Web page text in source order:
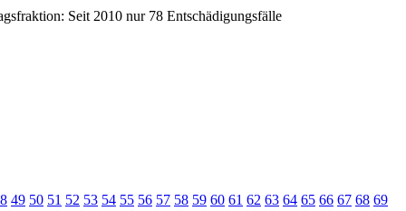
Seit 2010 nur 78 Entschädigungsfälle
49 50 51 52 53 54 55 56 57 58 59 60 61 62 63 64 65 66 67 68 69